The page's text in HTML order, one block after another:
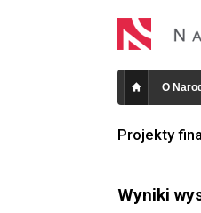
O
Projekty
Wyniki